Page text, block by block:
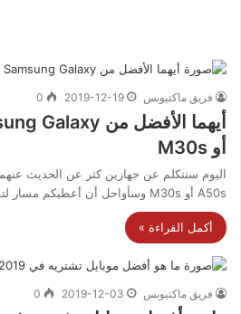
فريق ماكتيوبس 2019-12-19
0
أو M30s
A50s أو M30s وسأواحل أن أعطيكم مسار لتسيروا…
أكمل القراءة »
فريق ماكتيوبس 2019-12-03
0